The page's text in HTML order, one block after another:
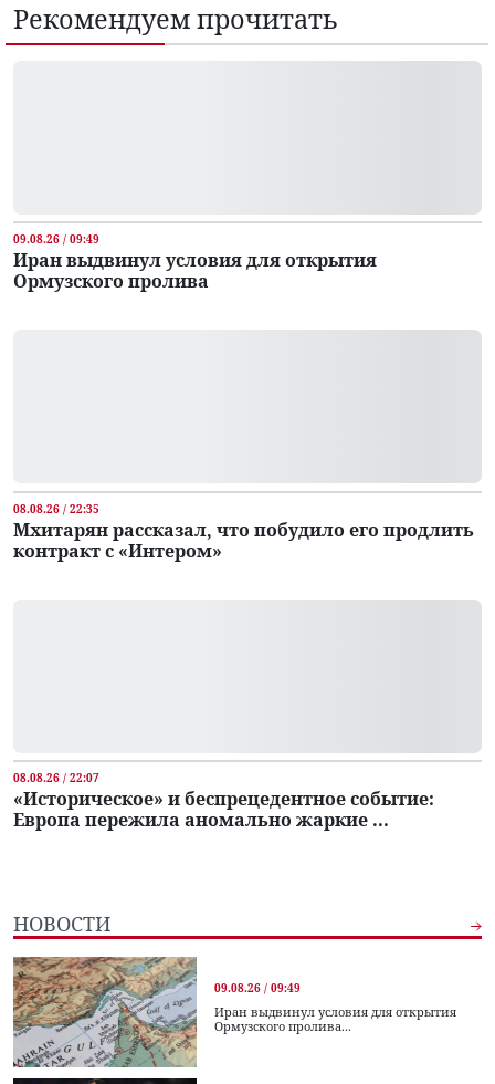
Рекомендуем прочитать
09.08.26 / 09:49
Иран выдвинул условия для открытия
Ормузского пролива
08.08.26 / 22:35
Мхитарян рассказал, что побудило его продлить
контракт с «Интером»
08.08.26 / 22:07
«Историческое» и беспрецедентное событие:
Европа пережила аномально жаркие ...
НОВОСТИ
09.08.26 / 09:49
Иран выдвинул условия для открытия
Ормузского пролива...